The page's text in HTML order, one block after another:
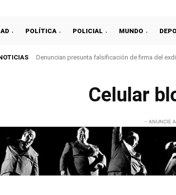
POLÍTICA POLICIAL MUNDO
Denuncian presunta falsificación de firma del
Celular
- ANUNCIE